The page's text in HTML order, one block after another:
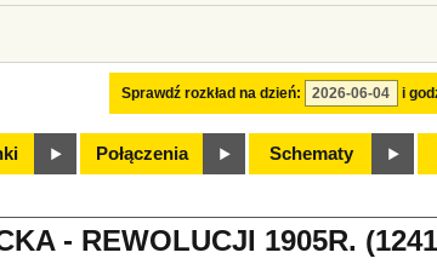
Sprawdź rozkład na dzień: i
Połączenia Schematy
- REWOLUCJI 1905R.